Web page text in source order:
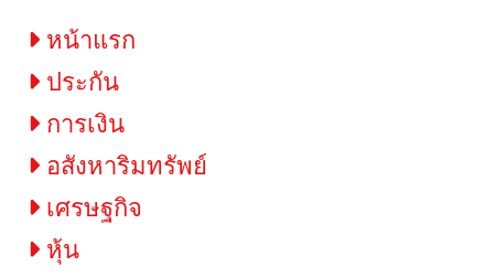
หน้าแรก
ประกัน
การเงิน
อสังหาริมทรัพย์
เศรษฐกิจ
หุ้น